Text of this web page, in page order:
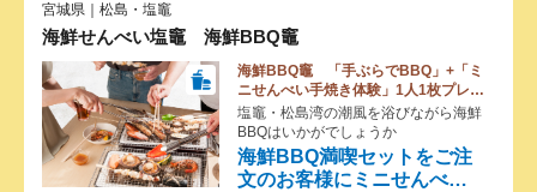
宮城県｜松島・塩竈
海鮮せんべい塩竈 海鮮BBQ竈
海鮮BBQ竈 「手ぶらでBBQ」+「ミ
ニせんべい手焼き体験」1人1枚プレゼ
ント
海鮮BBQ満喫セットをご注
文のお客様にミニせんべい
塩竈・松島湾の潮風を浴びながら海鮮
BBQはいかがでしょうか